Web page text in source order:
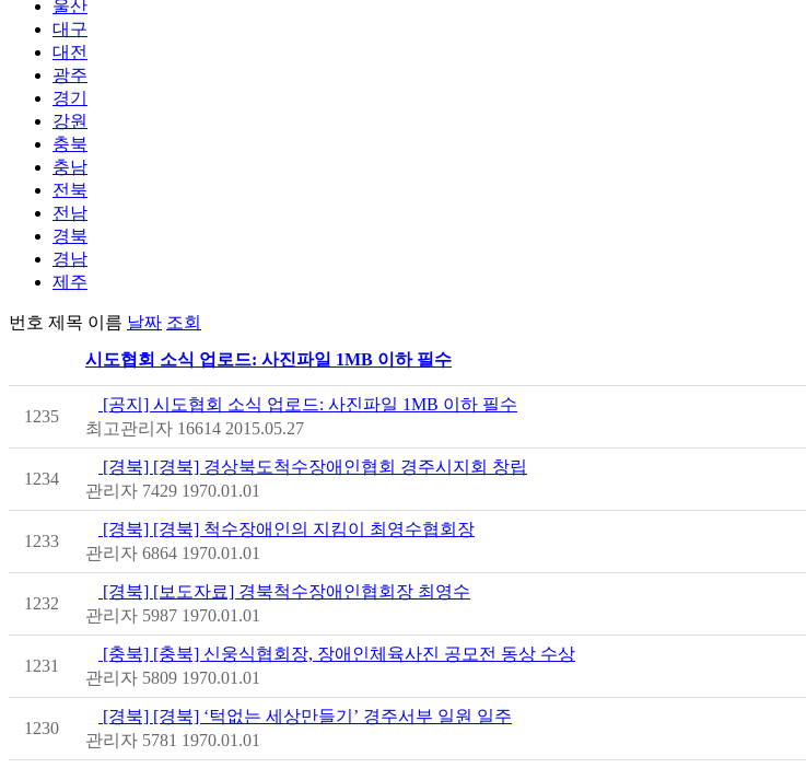
울산
대구
대전
광주
경기
강원
충북
충남
전북
전남
경북
경남
제주
번호 제목 이름 날짜 조회
시도협회 소식 업로드: 사진파일 1MB 이하 필수
1235
[공지] 시도협회 소식 업로드: 사진파일 1MB 이하 필수
최고관리자 16614 2015.05.27
1234
[경북] [경북] 경상북도척수장애인협회 경주시지회 창립
관리자 7429 1970.01.01
1233
[경북] [경북] 척수장애인의 지킴이 최영수협회장
관리자 6864 1970.01.01
1232
[경북] [보도자료] 경북척수장애인협회장 최영수
관리자 5987 1970.01.01
1231
[충북] [충북] 신웅식협회장, 장애인체육사진 공모전 동상 수상
관리자 5809 1970.01.01
1230
[경북] [경북] ‘턱없는 세상만들기’ 경주서부 일원 일주
관리자 5781 1970.01.01